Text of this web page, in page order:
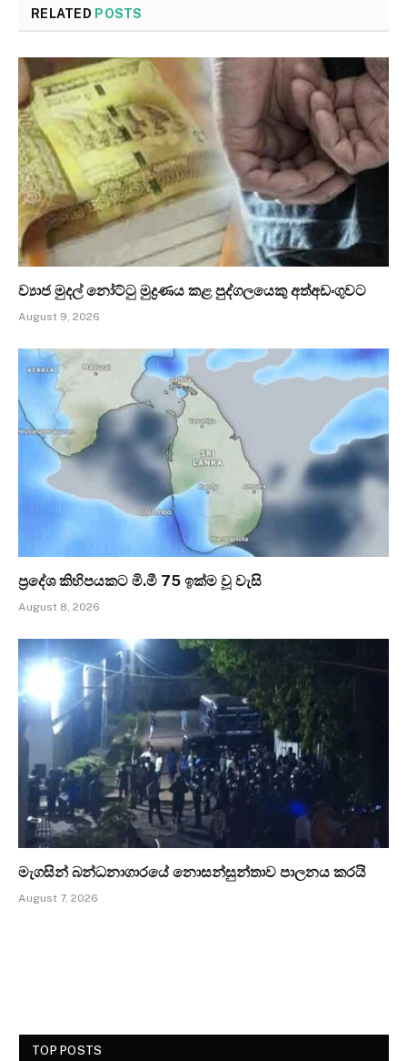
RELATED POSTS
ව්‍යාජ මුදල් නෝට්ටු මුද්‍රණය කළ පුද්ගලයෙකු අත්අඩංගුවට
August 9, 2026
ප්‍රදේශ කිහිපයකට මි.මී 75 ඉක්ම වූ වැසි
August 8, 2026
මැගසින් බන්ධනාගාරයේ නොසන්සුන්තාව පාලනය කරයි
August 7, 2026
TOP POSTS